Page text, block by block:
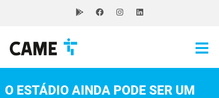
O ESTÁDIO AINDA PODE SER UM